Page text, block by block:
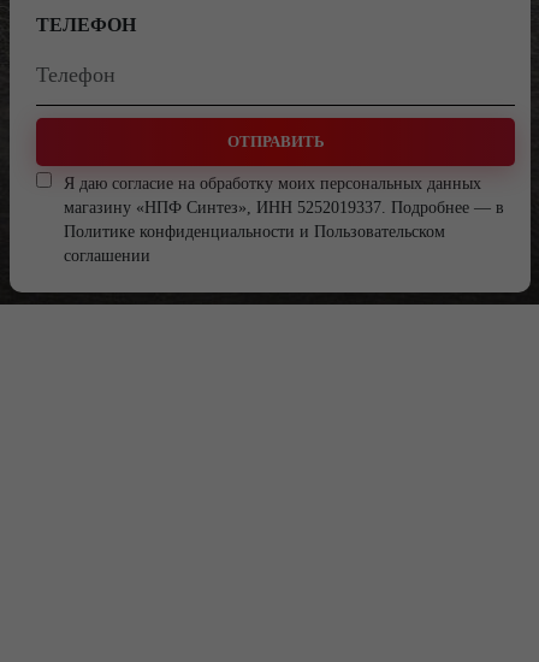
ТЕЛЕФОН
ОТПРАВИТЬ
Я даю согласие на обработку моих персональных данных
магазину «НПФ Синтез», ИНН 5252019337. Подробнее — в
Политике конфиденциальности и Пользовательском
соглашении